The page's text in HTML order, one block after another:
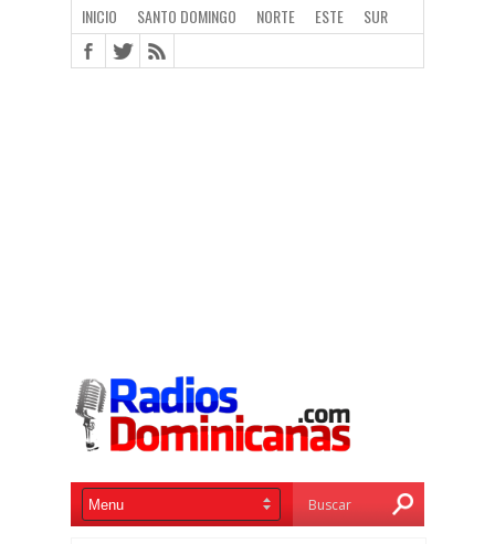
INICIO SANTO DOMINGO NORTE ESTE SUR